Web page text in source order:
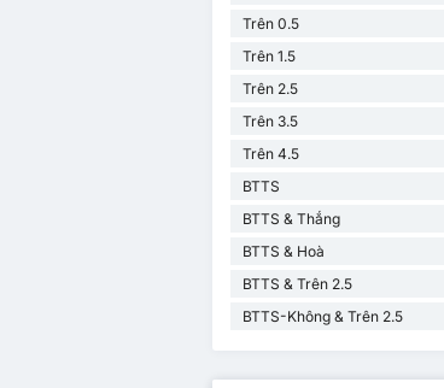
Trên 0.5
Trên 1.5
Trên 2.5
Trên 3.5
Trên 4.5
BTTS
BTTS & Thắng
BTTS & Hoà
BTTS & Trên 2.5
BTTS-Không & Trên 2.5